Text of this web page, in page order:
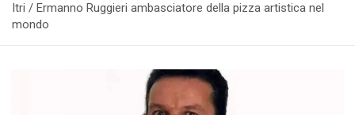
Itri / Ermanno Ruggieri ambasciatore della pizza artistica nel
mondo